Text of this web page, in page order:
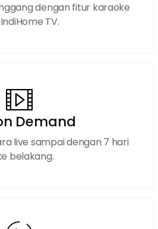
dengan fitur karaoke
TV.
Demand
live sampai dengan 7 hari
belakang.